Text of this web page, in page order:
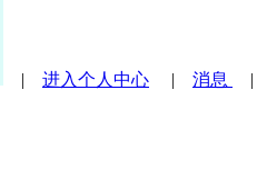
| 进入个人中心 | 消息